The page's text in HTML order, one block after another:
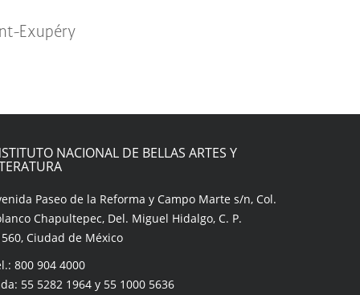
Exupéry
NACIONAL DE BELLAS ARTES Y
Paseo de la Reforma y Campo Marte s/n, Col.
Chapultepec, Del. Miguel Hidalgo, C. P.
Ciudad de México
800 904 4000
55 5282 1964 y 55 1000 5636